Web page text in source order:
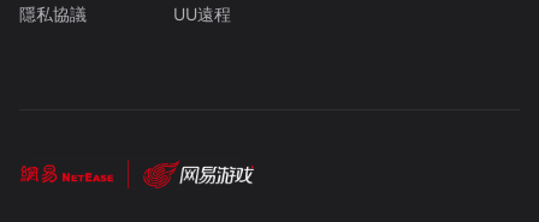
隱私協議 UU遠程